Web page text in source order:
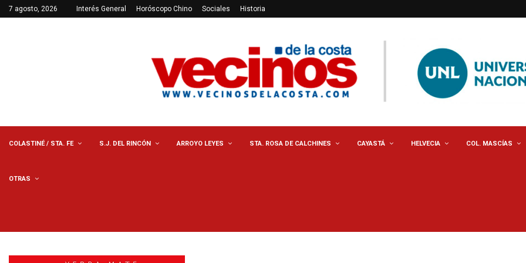
7 agosto, 2026 Interés General Horóscopo Chino Sociales Historia
COLASTINÉ / STA. FE S.J. DEL RINCÓN ARROYO LEYES STA. ROSA DE CALCHINES CAYASTÁ HELVECIA COL. MASCÍAS
OTRAS